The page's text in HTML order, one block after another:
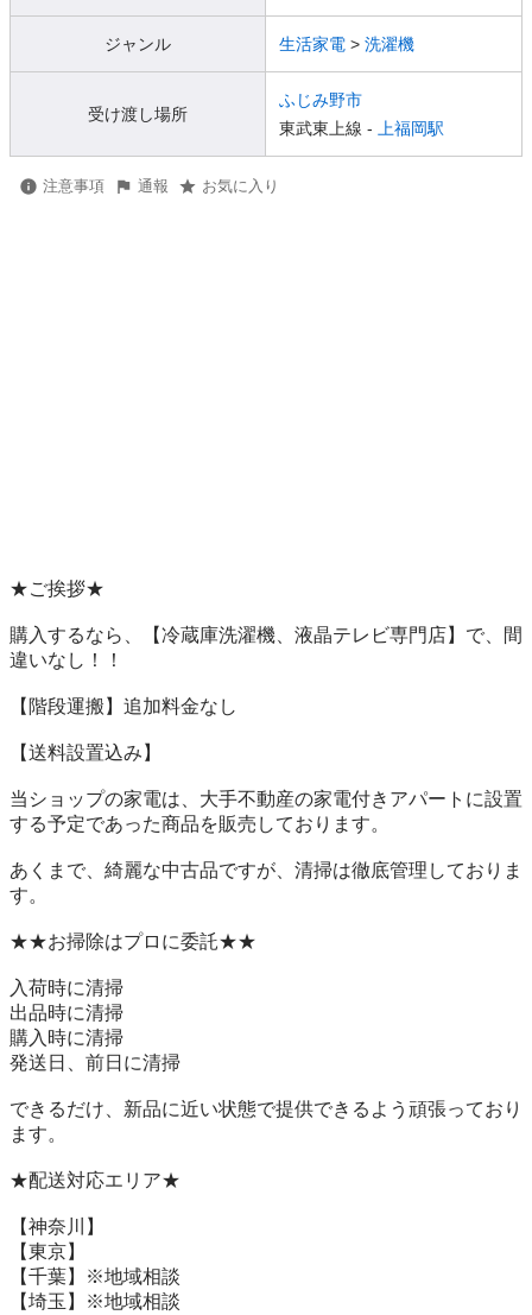
ジャンル 生活家電 > 洗濯機
受け渡し場所
ふじみ野市
東武東上線 -
上福岡駅
注意事項 通報 お気に入り
★ご挨拶★
購入するなら、【冷蔵庫洗濯機、液晶テレビ専門店】で、間
違いなし！！
【階段運搬】追加料金なし
【送料設置込み】
当ショップの家電は、大手不動産の家電付きアパートに設置
する予定であった商品を販売しております。
あくまで、綺麗な中古品ですが、清掃は徹底管理しておりま
す。
★★お掃除はプロに委託★★
入荷時に清掃
出品時に清掃
購入時に清掃
発送日、前日に清掃
できるだけ、新品に近い状態で提供できるよう頑張っており
ます。
★配送対応エリア★
【神奈川】
【東京】
【千葉】※地域相談
【埼玉】※地域相談